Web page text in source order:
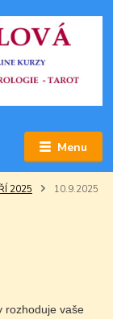
Menu
2025 10.9.2025
rozhoduje vaše